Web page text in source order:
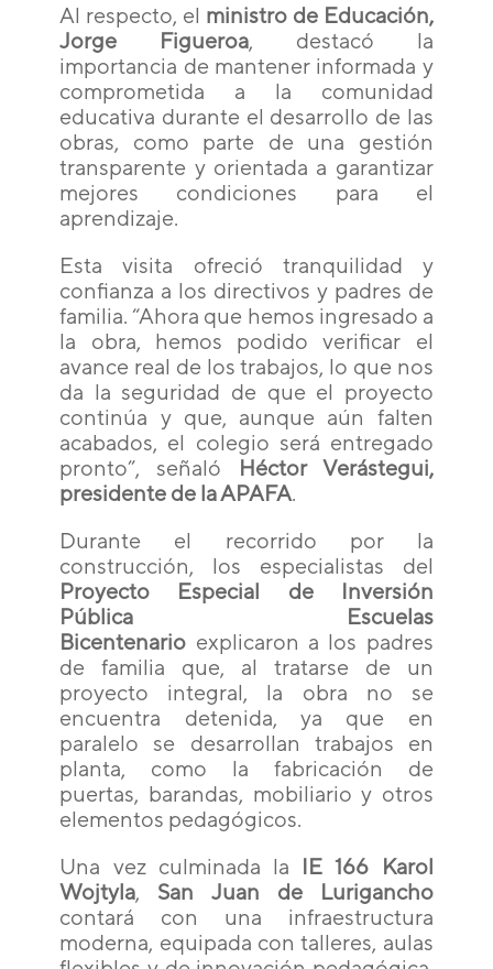
Al respecto, el ministro de Educación,
Jorge Figueroa, destacó la
importancia de mantener informada y
comprometida a la comunidad
educativa durante el desarrollo de las
obras, como parte de una gestión
transparente y orientada a garantizar
mejores condiciones para el
aprendizaje.
Esta visita ofreció tranquilidad y
confianza a los directivos y padres de
familia. “Ahora que hemos ingresado a
la obra, hemos podido verificar el
avance real de los trabajos, lo que nos
da la seguridad de que el proyecto
continúa y que, aunque aún falten
acabados, el colegio será entregado
pronto”, señaló
Héctor Verástegui,
presidente de la APAFA.
Durante el recorrido por la
construcción, los especialistas del
Proyecto Especial de Inversión
Pública Escuelas
Bicentenario explicaron a los padres
de familia que, al tratarse de un
proyecto integral, la obra no se
encuentra detenida, ya que en
paralelo se desarrollan trabajos en
planta, como la fabricación de
puertas, barandas, mobiliario y otros
elementos pedagógicos.
Una vez culminada la IE 166 Karol
Wojtyla, San Juan de Lurigancho
contará con una infraestructura
moderna, equipada con talleres, aulas